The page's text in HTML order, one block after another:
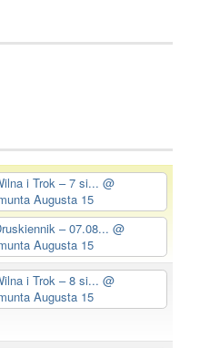
i Trok – 7 si... @
Augusta 15
– 07.08... @
Augusta 15
i Trok – 8 si... @
Augusta 15